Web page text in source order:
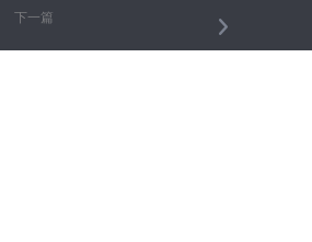
新研究探索用植物病毒运载杀虫剂
下一篇